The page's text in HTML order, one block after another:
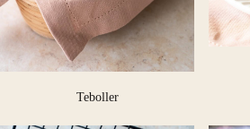
Teboller